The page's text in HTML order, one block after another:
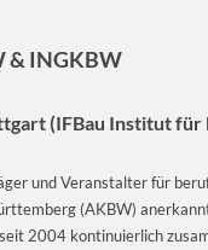
& INGKBW
(IFBau Institut für
und Veranstalter für
(AKBW)
2004 kontinuierlich